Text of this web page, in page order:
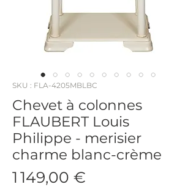
SKU : FLA-4205MBLBC
Chevet à colonnes
FLAUBERT Louis
Philippe - merisier
charme blanc-crème
1 149,00 €